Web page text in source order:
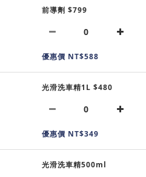
前導劑 $799
優惠價 NT$588
光滑洗車精1L $480
優惠價 NT$349
光滑洗車精500ml